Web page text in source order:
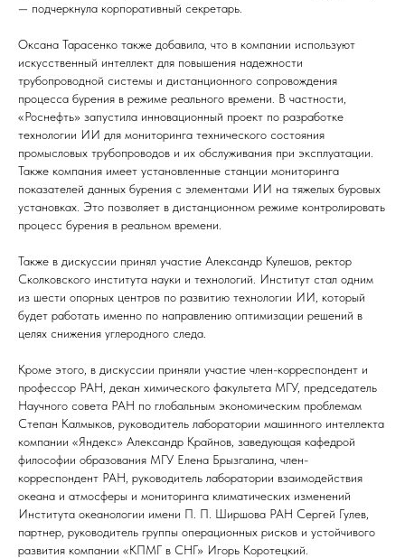
— подчеркнула корпоративный секретарь.
Оксана Тарасенко также добавила, что в компании используют
искусственный интеллект для повышения надежности
трубопроводной системы и дистанционного сопровождения
процесса бурения в режиме реального времени. В частности,
«Роснефть» запустила инновационный проект по разработке
технологии ИИ для мониторинга технического состояния
промысловых трубопроводов и их обслуживания при эксплуатации.
Также компания имеет установленные станции мониторинга
показателей данных бурения с элементами ИИ на тяжелых буровых
установках. Это позволяет в дистанционном режиме контролировать
процесс бурения в реальном времени.
Также в дискуссии принял участие Александр Кулешов, ректор
Сколковского института науки и технологий. Институт стал одним
из шести опорных центров по развитию технологии ИИ, который
будет работать именно по направлению оптимизации решений в
целях снижения углеродного следа.
Кроме этого, в дискуссии приняли участие член-корреспондент и
профессор РАН, декан химического факультета МГУ, председатель
Научного совета РАН по глобальным экономическим проблемам
Степан Калмыков, руководитель лаборатории машинного интеллекта
компании «Яндекс» Александр Крайнов, заведующая кафедрой
философии образования МГУ Елена Брызгалина, член-
корреспондент РАН, руководитель лаборатории взаимодействия
океана и атмосферы и мониторинга климатических изменений
Института океанологии имени П. П. Ширшова РАН Сергей Гулев,
партнер, руководитель группы операционных рисков и устойчивого
развития компании «КПМГ в СНГ» Игорь Коротецкий.